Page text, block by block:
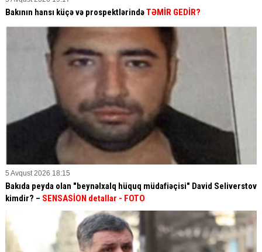
Bakının hansı küçə və prospektlərindəTƏMİR GEDİR?
5 Avqust 2026 18:15
Bakıda peyda olan "beynəlxalq hüquq müdafiəçisi" David Seliverstov
kimdir? – SENSASİON detallar - FOTO